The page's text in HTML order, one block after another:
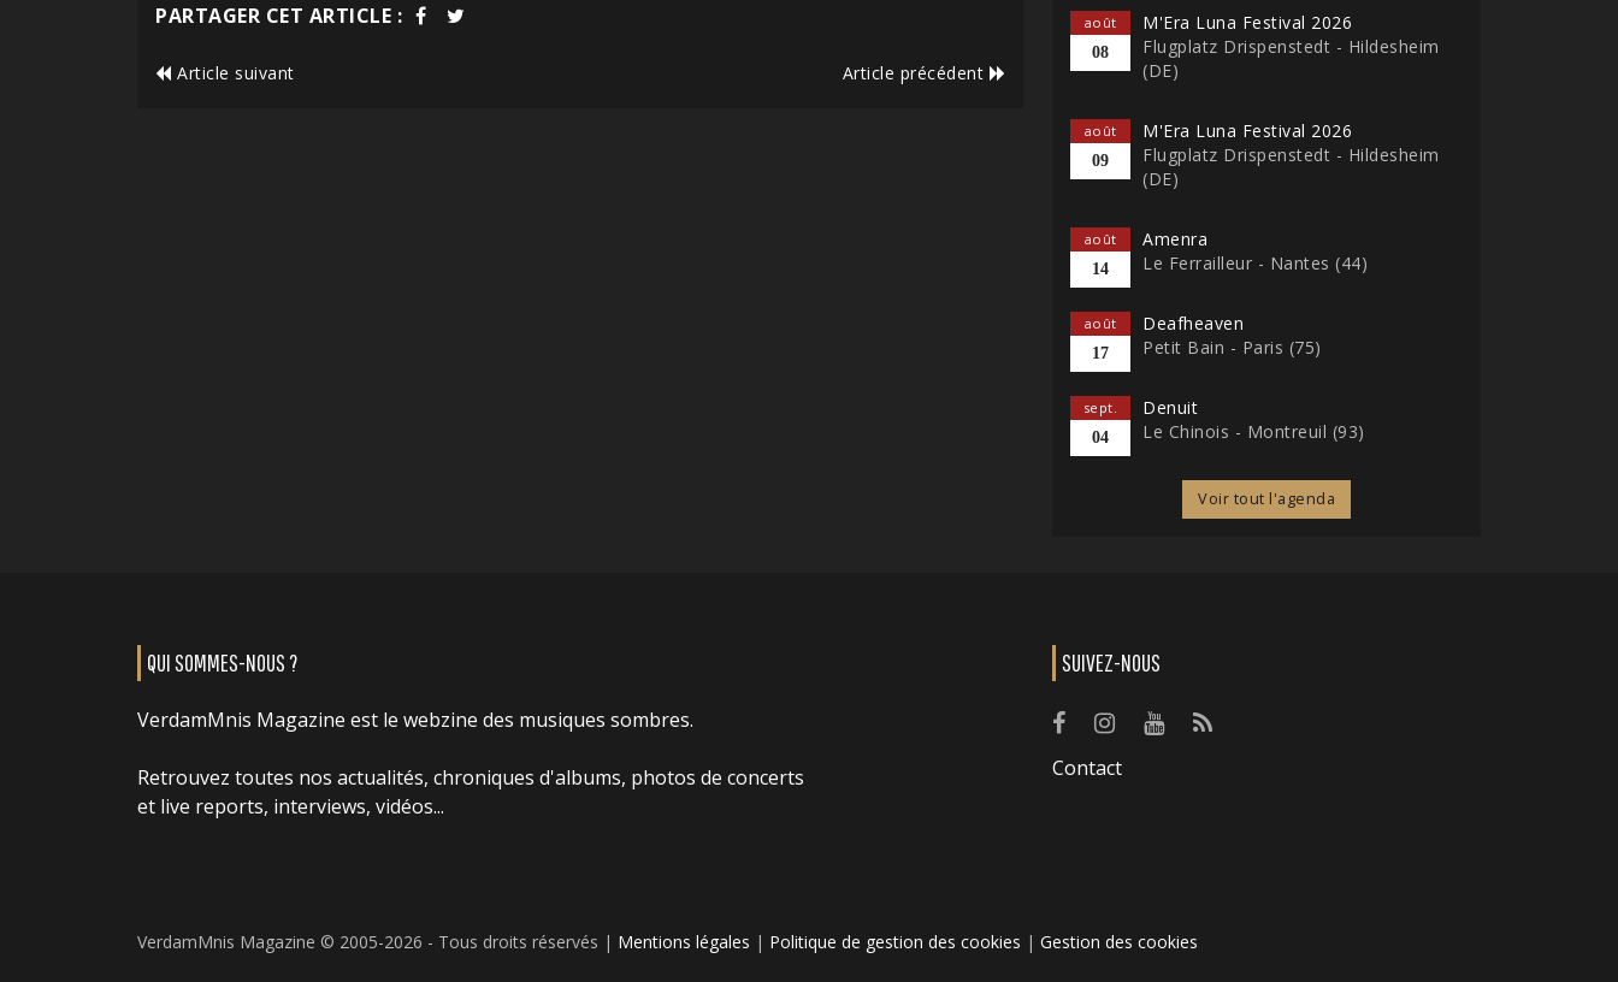
PARTAGER CET ARTICLE :
Article suivant Article précédent
août
08
M'Era Luna Festival 2026
Flugplatz Drispenstedt - Hildesheim
(DE)
août
09
M'Era Luna Festival 2026
Flugplatz Drispenstedt - Hildesheim
(DE)
août
14
Amenra
Le Ferrailleur - Nantes (44)
août
17
Deafheaven
Petit Bain - Paris (75)
sept.
04
Denuit
Le Chinois - Montreuil (93)
Voir tout l'agenda
QUI SOMMES-NOUS ?
VerdamMnis Magazine est le webzine des musiques sombres.
Retrouvez toutes nos actualités, chroniques d'albums, photos de concerts
et live reports, interviews, vidéos...
SUIVEZ-NOUS
Contact
VerdamMnis Magazine © 2005-2026 - Tous droits réservés | Mentions légales | Politique de gestion des cookies | Gestion des cookies